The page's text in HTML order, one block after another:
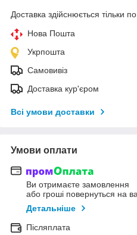
Доставка здійснюється тільки
Нова Пошта
Укрпошта
Самовивіз
Доставка кур'єром
Всі умови доставки
Умови оплати
Ви отримаєте замовлення
або гроші повернуться на
Детальніше
Післяплата